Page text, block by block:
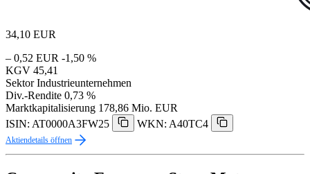
34,10 EUR
– 0,52 EUR -1,50 %
KGV 45,41
Sektor Industrieunternehmen
Div.-Rendite 0,73 %
Marktkapitalisierung 178,86 Mio. EUR
ISIN: AT0000A3FW25
WKN: A40TC4
Aktiendetails öffnen